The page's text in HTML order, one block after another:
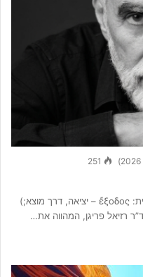
251
אקסתרפיה אקסתרפיה (extherapy מיוונית: ἔξοδος – יציאה, דרך מוצא;)
רזיאל פריגן, המהווה את…